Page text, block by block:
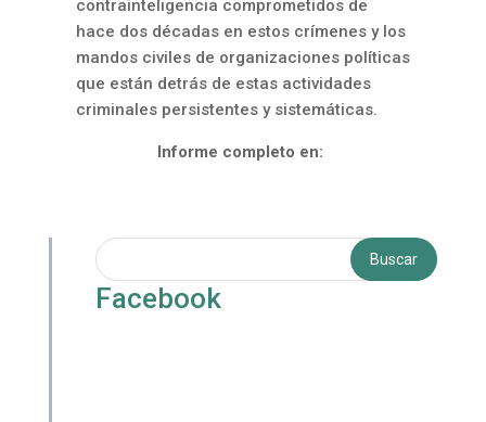
contrainteligencia comprometidos de
hace dos décadas en estos crímenes y los
mandos civiles de organizaciones políticas
que están detrás de estas actividades
criminales persistentes y sistemáticas.
Informe completo en:
Facebook